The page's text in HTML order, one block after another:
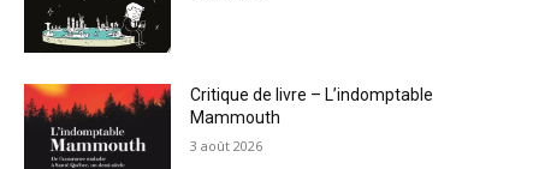
Critique de livre – L’indomptable
Mammouth
3 août 2026